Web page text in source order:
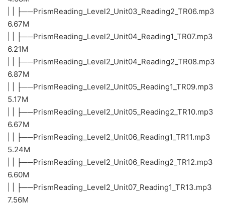
| | ├──PrismReading_Level2_Unit03_Reading2_TR06.mp3
6.67M
| | ├──PrismReading_Level2_Unit04_Reading1_TR07.mp3
6.21M
| | ├──PrismReading_Level2_Unit04_Reading2_TR08.mp3
6.87M
| | ├──PrismReading_Level2_Unit05_Reading1_TR09.mp3
5.17M
| | ├──PrismReading_Level2_Unit05_Reading2_TR10.mp3
6.67M
| | ├──PrismReading_Level2_Unit06_Reading1_TR11.mp3
5.24M
| | ├──PrismReading_Level2_Unit06_Reading2_TR12.mp3
6.60M
| | ├──PrismReading_Level2_Unit07_Reading1_TR13.mp3
7.56M